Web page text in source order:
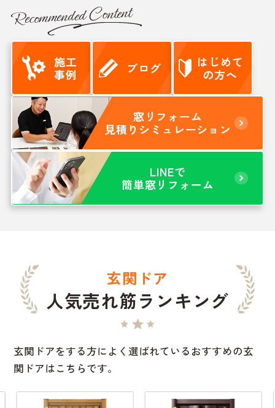
Recommended Content
施工
事例
ブログ
はじめて
の方へ
窓リフォーム
見積りシミュレーション
LINEで
簡単窓リフォーム
玄関ドア
人気売れ筋ランキング
玄関ドアをする方によく選ばれているおすすめの玄
関ドアはこちらです。